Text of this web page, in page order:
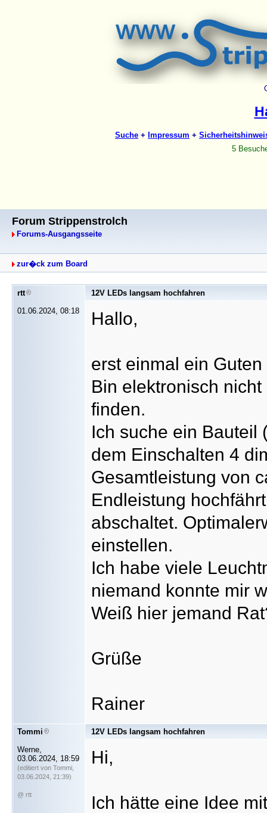
Forum Strippenstrolch
Forums-Ausgangsseite
zur�ck zum Board
rtt
01.06.2024, 08:18
12V LEDs langsam hochfahren
Hallo,
erst einmal ein
Bin elektronisch
finden.
Ich suche ein Bauteil
dem Einschalten 4
Gesamtleistung von
Endleistung
abschaltet.
einstellen.
Ich habe viele
niemand konnte mir
Weiß hier jemand
Grüße
Rainer
Tommi
Werne,
03.06.2024, 18:59
(editiert von Tommi,
03.06.2024, 21:39)
@ rtt
12V LEDs langsam hochfahren
Hi,
Ich hätte eine Idee